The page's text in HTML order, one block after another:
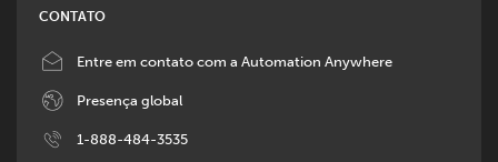
CONTATO
ImageEntre em contato com a Automation Anywhere
ImagePresença global
Image1-888-484-3535